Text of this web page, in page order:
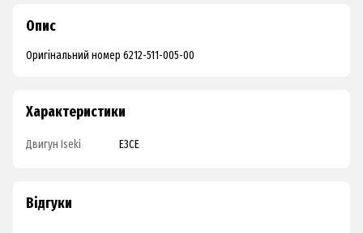
Опис
Оригінальний номер 6212-511-005-00
Характеристики
Двигун Iseki E3CE
Відгуки